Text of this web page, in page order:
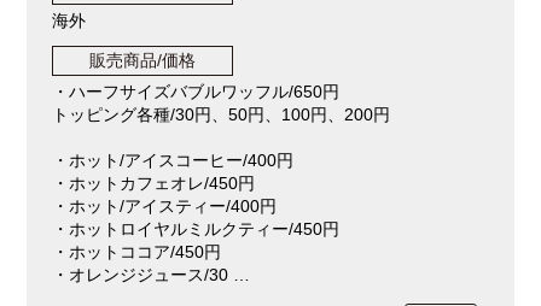
海外
販売商品/価格
・ハーフサイズバブルワッフル/650円
トッピング各種/30円、50円、100円、200円
・ホット/アイスコーヒー/400円
・ホットカフェオレ/450円
・ホット/アイスティー/400円
・ホットロイヤルミルクティー/450円
・ホットココア/450円
・オレンジジュース/30 …